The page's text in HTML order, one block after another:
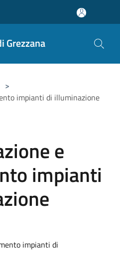
Grezzana
>
impianti di illuminazione
e
impianti
impianti di